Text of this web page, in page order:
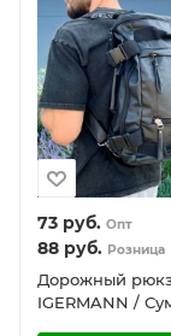
73 руб. Опт
88 руб. Розница
Дорожный
IGERMANN /